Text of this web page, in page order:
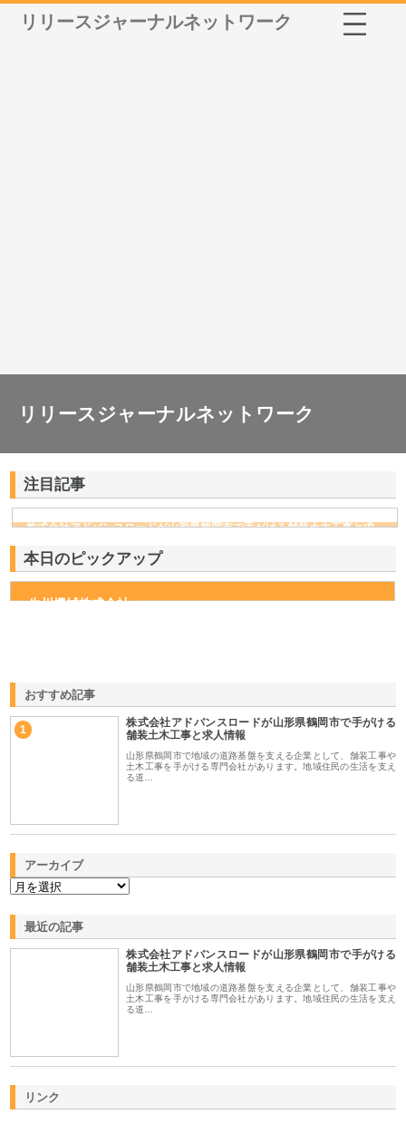
リリースジャーナルネットワーク
リリースジャーナルネットワーク
注目記事
株式会社アドバンスロードが山形県鶴岡市で手がける舗装土木工事と求
本日のピックアップ
生川機械株式会社
おすすめ記事
1
株式会社アドバンスロードが山形県鶴岡市で手がける
舗装土木工事と求人情報
山形県鶴岡市で地域の道路基盤を支える企業として、舗装工事や
土木工事を手がける専門会社があります。地域住民の生活を支え
る道…
アーカイブ
最近の記事
株式会社アドバンスロードが山形県鶴岡市で手がける
舗装土木工事と求人情報
山形県鶴岡市で地域の道路基盤を支える企業として、舗装工事や
土木工事を手がける専門会社があります。地域住民の生活を支え
る道…
リンク